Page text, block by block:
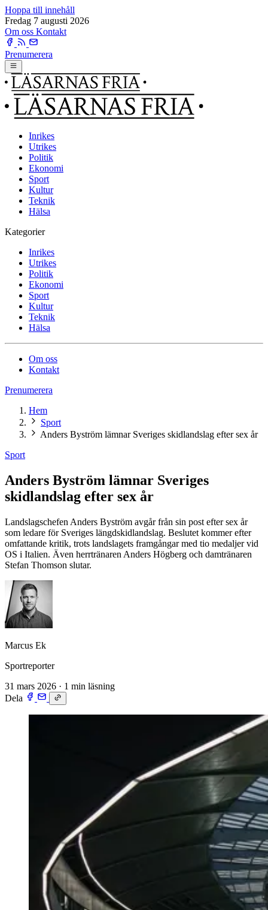
Hoppa till innehåll
Fredag 7 augusti 2026
Om oss Kontakt
Prenumerera
Inrikes
Utrikes
Politik
Ekonomi
Sport
Kultur
Teknik
Hälsa
Kategorier
Inrikes
Utrikes
Politik
Ekonomi
Sport
Kultur
Teknik
Hälsa
Om oss
Kontakt
Prenumerera
Hem
Sport
Anders Byström lämnar Sveriges skidlandslag efter sex år
Sport
Anders Byström lämnar Sveriges
skidlandslag efter sex år
Landslagschefen Anders Byström avgår från sin post efter sex år
som ledare för Sveriges längdskidlandslag. Beslutet kommer efter
omfattande kritik, trots landslagets framgångar med tio medaljer vid
OS i Italien. Även herrtränaren Anders Högberg och damtränaren
Stefan Thomson slutar.
Marcus Ek
Sportreporter
31 mars 2026 · 1 min läsning
Dela